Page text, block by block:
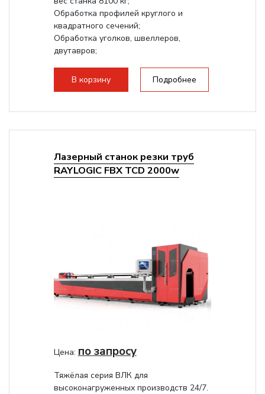
Обработка профилей круглого и
квадратного сечений;
Обработка уголков, швеллеров,
двутавров;
Режущая...
В корзину Подробнее
Лазерный станок резки труб
RAYLOGIC FBX TCD 2000w
Цена: по запросу
Тяжёлая серия ВЛК для
высоконагруженных производств 24/7.